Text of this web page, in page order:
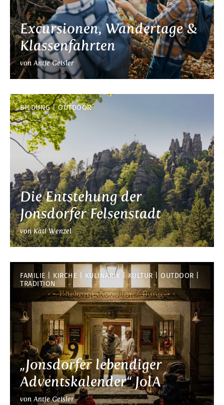
Excursionen, Wandertage &
Klassenfahrten
von Antje Geisler
BILDUNG OUTDOOR
Die Entstehung der
Jonsdorfer Felsenstadt
von Kati Wenzel
FAMILIE KIRCHE KULINARIK KULTUR
OUTDOOR
TRADITION
„Jonsdorfer lebendiger
Adventskalender“ JolA
von Antje Geisler